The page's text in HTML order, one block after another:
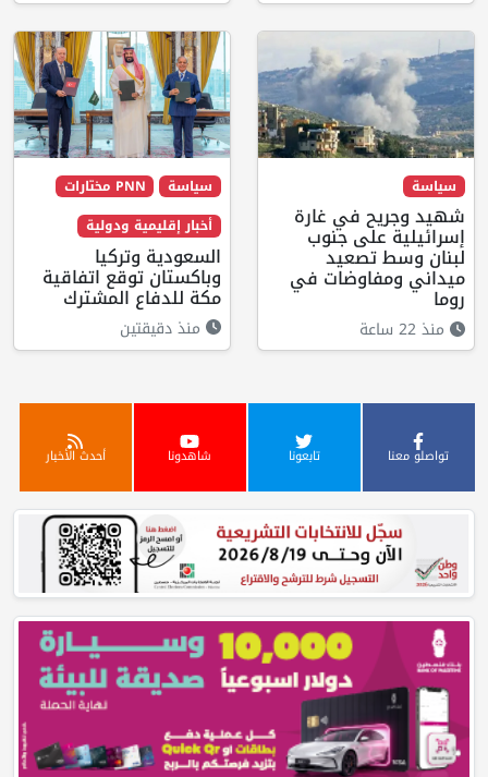
سياسة
شهيد وجريح في غارة
إسرائيلية على جنوب
لبنان وسط تصعيد
ميداني ومفاوضات في
روما
منذ 22 ساعة
سياسة
PNN مختارات
أخبار إقليمية ودولية
السعودية وتركيا
وباكستان توقع اتفاقية
مكة للدفاع المشترك
منذ دقيقتين
تواصلو معنا تابعونا شاهدونا أحدث الأخبار